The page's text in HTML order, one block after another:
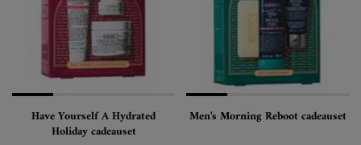
Have Yourself A Hydrated
Holiday cadeauset
Men's Morning Reboot cadeauset